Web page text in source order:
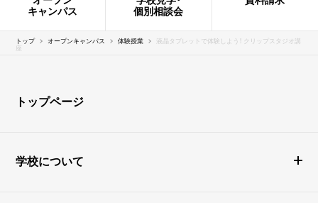
キャンパス
個別相談会
トップ オープンキャンパス 体験授業 液晶タブレットで体験しよう！ クリップスタジオ講
座
トップページ
学校について